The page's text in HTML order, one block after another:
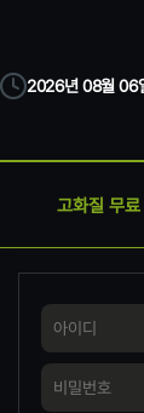
2026년 08월 06
고화질 무료